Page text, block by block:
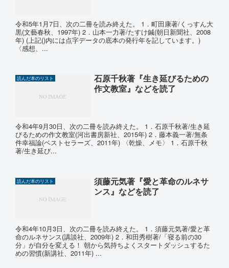
令和5年1月7日、次の二冊を読み終えた。 1．町田康著/くっすん大
黒(文藝春秋、1997年) 2．山本一力著/たすけ鍼(朝日新聞社、2008
年) (上記()内には点字データの底本の発行年を記しています。)
〈感想、...
読んだ本のリスト
石原千秋著『生き延びるための
作文教室』などを読了
令和4年9月30日、次の二冊を読み終えた。 1．石原千秋著/生き延
びるための作文教室(河出書房新社、2015年) 2．藤本義一著/無条
件幸福論(ベストセラーズ、2011年) 〈乾燥、メモ〉 1．石原千秋
著/生き延び...
読んだ本のリスト
須藤元気著『愛と革命のルネサ
ンス』などを読了
令和4年10月3日、次の二冊を読み終えた。 1．須藤元気著/愛と革
命のルネサンス(講談社、2009年) 2．和田秀樹著/「寝る前の30
分」が自分を変える！ 朝から気持ちよくスタートダッシュするた
めの習慣(新講社、2011年) ...